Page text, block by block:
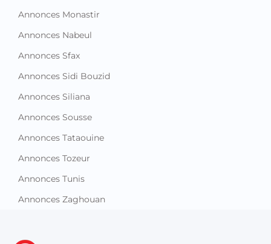
Annonces Monastir
Annonces Nabeul
Annonces Sfax
Annonces Sidi Bouzid
Annonces Siliana
Annonces Sousse
Annonces Tataouine
Annonces Tozeur
Annonces Tunis
Annonces Zaghouan